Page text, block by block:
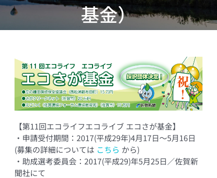
基金）
【第11回エコライフエコライブ エコさが基金】
・申請受付期間：2017(平成29年)4月17日～5月16日
(募集の詳細については こちら から)
・助成選考委員会：2017(平成29)年5月25日／佐賀新
聞社にて